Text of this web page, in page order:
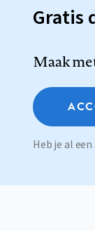
Gratis
Maak
Heb je al